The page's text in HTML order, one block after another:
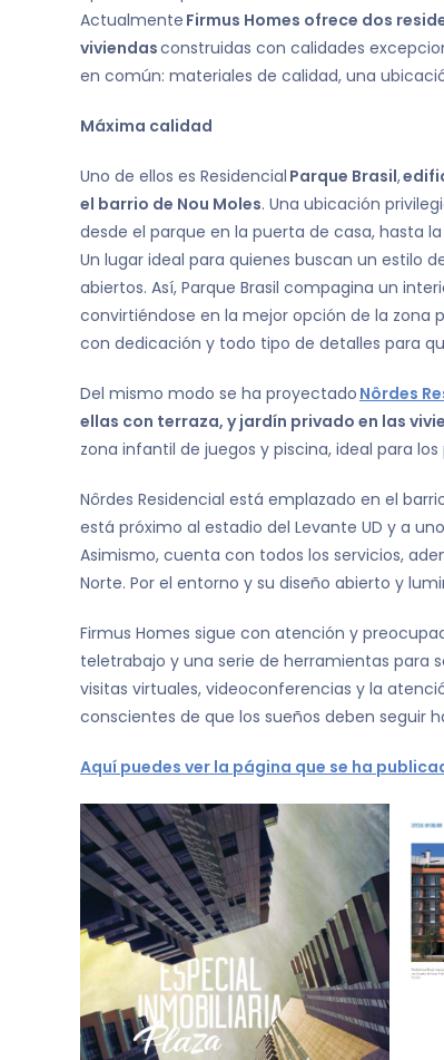
Actualmente Firmus Homes ofrece dos
viviendasconstruidas con calidades
en común: materiales de calidad, una
Máxima calidad
Uno de ellos es Residencial Parque Brasil,
el barrio de Nou Moles. Una ubicación
desde el parque en la puerta de casa, hasta
Un lugar ideal para quienes buscan un estilo
abiertos. Así, Parque Brasil compagina un
convirtiéndose en la mejor opción de la zona
con dedicación y todo tipo de detalles para
Del mismo modo se ha proyectado Nôrdes
ellas con terraza, y jardín privado en las
zona infantil de juegos y piscina, ideal para
Nôrdes Residencial está emplazado en el
está próximo al estadio del Levante UD y a
Asimismo, cuenta con todos los servicios,
Norte. Por el entorno y su diseño abierto y
Firmus Homes sigue con atención y
teletrabajo y una serie de herramientas para
visitas virtuales, videoconferencias y la
conscientes de que los sueños deben seguir
Aquí puedes ver la página que se ha